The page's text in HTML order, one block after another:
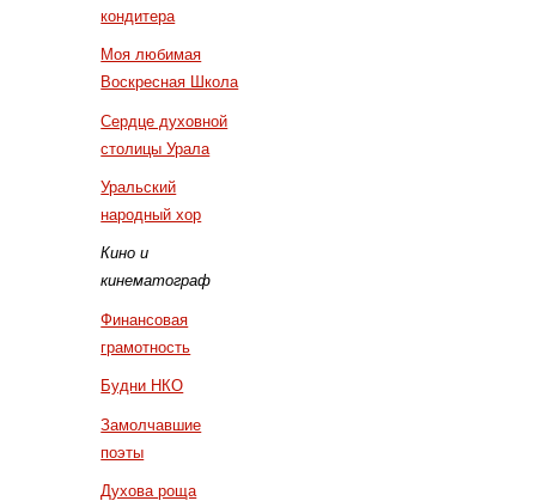
кондитера
Моя любимая
Воскресная Школа
Сердце духовной
столицы Урала
Уральский
народный хор
Кино и
кинематограф
Финансовая
грамотность
Будни НКО
Замолчавшие
поэты
Духова роща